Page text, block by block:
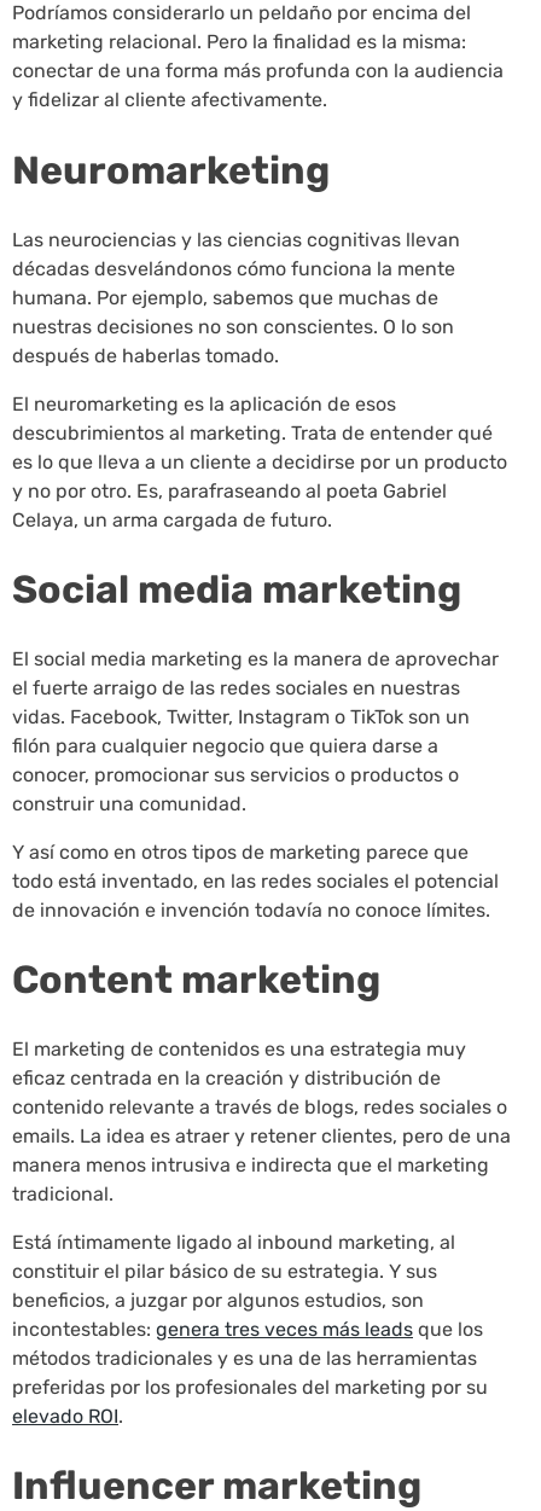
Podríamos considerarlo un peldaño por encima del
marketing relacional. Pero la finalidad es la misma:
conectar de una forma más profunda con la audiencia
y fidelizar al cliente afectivamente.
Neuromarketing
Las neurociencias y las ciencias cognitivas llevan
décadas desvelándonos cómo funciona la mente
humana. Por ejemplo, sabemos que muchas de
nuestras decisiones no son conscientes. O lo son
después de haberlas tomado.
El neuromarketing es la aplicación de esos
descubrimientos al marketing. Trata de entender qué
es lo que lleva a un cliente a decidirse por un producto
y no por otro. Es, parafraseando al poeta Gabriel
Celaya, un arma cargada de futuro.
Social media marketing
El social media marketing es la manera de aprovechar
el fuerte arraigo de las redes sociales en nuestras
vidas. Facebook, Twitter, Instagram o TikTok son un
filón para cualquier negocio que quiera darse a
conocer, promocionar sus servicios o productos o
construir una comunidad.
Y así como en otros tipos de marketing parece que
todo está inventado, en las redes sociales el potencial
de innovación e invención todavía no conoce límites.
Content marketing
El marketing de contenidos es una estrategia muy
eficaz centrada en la creación y distribución de
contenido relevante a través de blogs, redes sociales o
emails. La idea es atraer y retener clientes, pero de una
manera menos intrusiva e indirecta que el marketing
tradicional.
Está íntimamente ligado al inbound marketing, al
constituir el pilar básico de su estrategia. Y sus
beneficios, a juzgar por algunos estudios, son
incontestables: genera tres veces más leads que los
métodos tradicionales y es una de las herramientas
preferidas por los profesionales del marketing por su
elevado ROI.
Influencer marketing